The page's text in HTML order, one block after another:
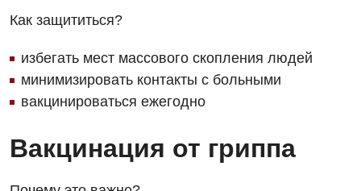
Детская оториноларингология
Детская офтальмология
Детская урология
Детская эндокринология
Как защититься?
избегать мест массового скопления людей
минимизировать контакты с больными
вакцинироваться ежегодно
Вакцинация от гриппа